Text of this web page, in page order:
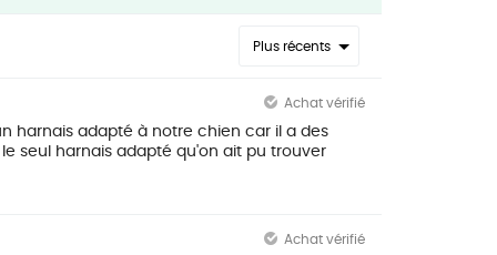
Plus récents
Achat vérifié
harnais adapté à notre chien car il a des
seul harnais adapté qu'on ait pu trouver
Achat vérifié